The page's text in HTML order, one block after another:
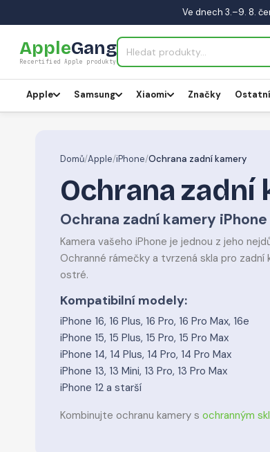
Ve dnech 3.–9. 8.
AppleGang
Recertified Apple produkty
Apple Samsung Xiaomi Značky
Domů/Apple/iPhone/Ochrana zadní kamery
Ochrana zadní
Ochrana zadní kamery iPhone
Kamera vašeho iPhone je jednou z jeho
Ochranné rámečky a tvrzená skla pro
ostré.
Kompatibilní modely:
iPhone 16, 16 Plus, 16 Pro, 16 Pro Max, 16e
iPhone 15, 15 Plus, 15 Pro, 15 Pro Max
iPhone 14, 14 Plus, 14 Pro, 14 Pro Max
iPhone 13, 13 Mini, 13 Pro, 13 Pro Max
iPhone 12 a starší
Kombinujte ochranu kamery s ochranným